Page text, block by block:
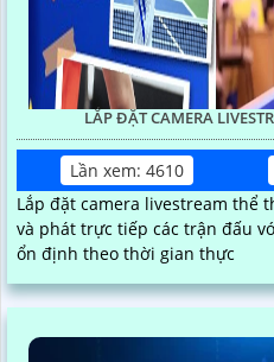
LẮP ĐẶT CAMERA
Lần xem: 4610
Lắp đặt camera livestream thể
và phát trực tiếp các trận đấu
ổn định theo thời gian thực